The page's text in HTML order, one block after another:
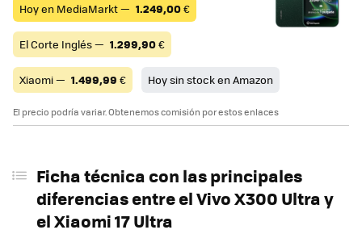
Hoy en MediaMarkt — 1.249,00€
El Corte Inglés — 1.299,90€
Xiaomi — 1.499,99 € Hoy sin stock en Amazon
El precio podría variar. Obtenemos comisión por estos enlaces
Ficha técnica con las principales
diferencias entre el Vivo X300 Ultra y
el Xiaomi 17 Ultra